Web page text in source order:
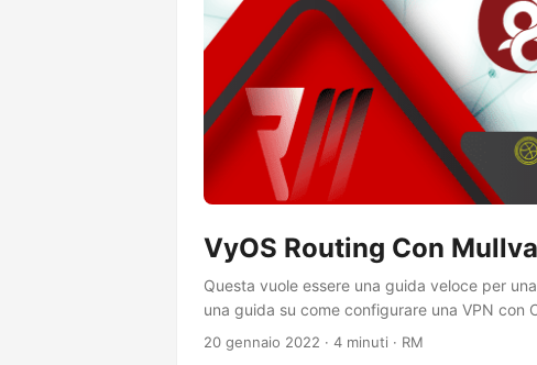
VyOS Routing Con
Questa vuole essere una guida veloce per
una guida su come configurare una VPN con
sapere di più. ...
20 gennaio 2022 · 4 minuti · RM